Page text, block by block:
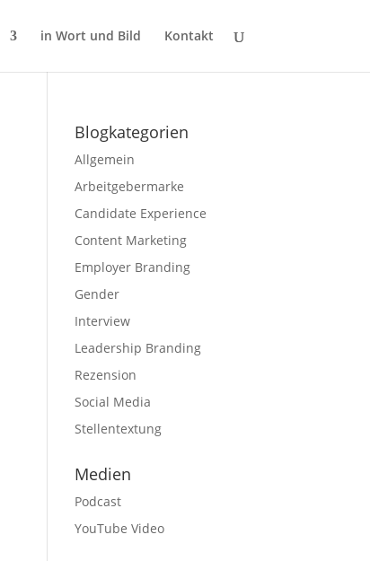
in Wort und Bild Kontakt
Blogkategorien
Allgemein
Arbeitgebermarke
Candidate Experience
Content Marketing
Employer Branding
Gender
Interview
Leadership Branding
Rezension
Social Media
Stellentextung
Medien
Podcast
YouTube Video